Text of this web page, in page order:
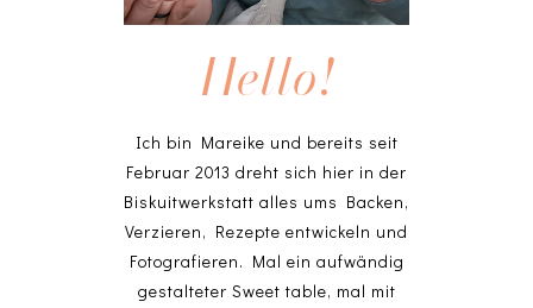
Hello!
Ich bin Mareike und bereits seit
Februar 2013 dreht sich hier in der
Biskuitwerkstatt alles ums Backen,
Verzieren, Rezepte entwickeln und
Fotografieren. Mal ein aufwändig
gestalteter Sweet table, mal mit